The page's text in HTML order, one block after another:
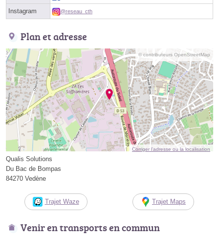
Instagram @reseau_cth
Plan et adresse
© contributeurs OpenStreetMap
Corriger l’adresse ou la localisation
Qualis Solutions
Du Bac de Bompas
84270 Vedène
Trajet Waze Trajet Maps
Venir en transports en commun